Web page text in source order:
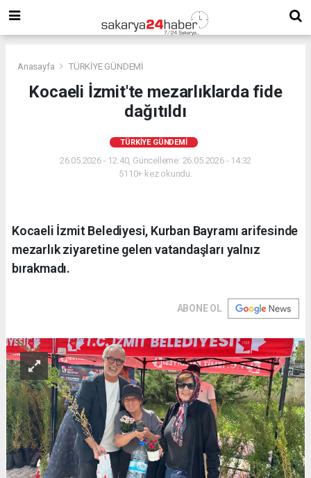
Anasayfa TÜRKİYE GÜNDEMİ
Kocaeli İzmit'te mezarlıklarda fide
dağıtıldı
TÜRKİYE GÜNDEMİ
26.05.2026 - 12:40, Güncelleme: 26.05.2026 - 14:32
5110+ kez okundu.
Kocaeli İzmit Belediyesi, Kurban Bayramı arifesinde
mezarlık ziyaretine gelen vatandaşları yalnız
bırakmadı.
ABONE OL